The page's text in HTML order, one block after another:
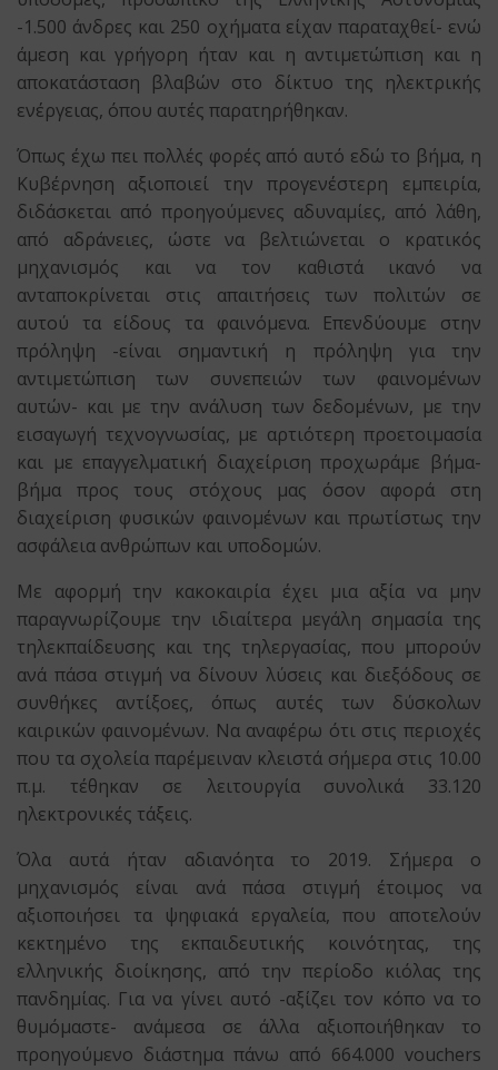
-1.500 άνδρες και 250 οχήματα είχαν παραταχθεί- ενώ
άμεση και γρήγορη ήταν και η αντιμετώπιση και η
αποκατάσταση βλαβών στο δίκτυο της ηλεκτρικής
ενέργειας, όπου αυτές παρατηρήθηκαν.
Όπως έχω πει πολλές φορές από αυτό εδώ το βήμα, η
Κυβέρνηση αξιοποιεί την προγενέστερη εμπειρία,
διδάσκεται από προηγούμενες αδυναμίες, από λάθη,
από αδράνειες, ώστε να βελτιώνεται ο κρατικός
μηχανισμός και να τον καθιστά ικανό να
ανταποκρίνεται στις απαιτήσεις των πολιτών σε
αυτού τα είδους τα φαινόμενα. Επενδύουμε στην
πρόληψη -είναι σημαντική η πρόληψη για την
αντιμετώπιση των συνεπειών των φαινομένων
αυτών- και με την ανάλυση των δεδομένων, με την
εισαγωγή τεχνογνωσίας, με αρτιότερη προετοιμασία
και με επαγγελματική διαχείριση προχωράμε βήμα-
βήμα προς τους στόχους μας όσον αφορά στη
διαχείριση φυσικών φαινομένων και πρωτίστως την
ασφάλεια ανθρώπων και υποδομών.
Με αφορμή την κακοκαιρία έχει μια αξία να μην
παραγνωρίζουμε την ιδιαίτερα μεγάλη σημασία της
τηλεκπαίδευσης και της τηλεργασίας, που μπορούν
ανά πάσα στιγμή να δίνουν λύσεις και διεξόδους σε
συνθήκες αντίξοες, όπως αυτές των δύσκολων
καιρικών φαινομένων. Να αναφέρω ότι στις περιοχές
που τα σχολεία παρέμειναν κλειστά σήμερα στις 10.00
π.μ. τέθηκαν σε λειτουργία συνολικά 33.120
ηλεκτρονικές τάξεις.
Όλα αυτά ήταν αδιανόητα το 2019. Σήμερα ο
μηχανισμός είναι ανά πάσα στιγμή έτοιμος να
αξιοποιήσει τα ψηφιακά εργαλεία, που αποτελούν
κεκτημένο της εκπαιδευτικής κοινότητας, της
ελληνικής διοίκησης, από την περίοδο κιόλας της
πανδημίας. Για να γίνει αυτό -αξίζει τον κόπο να το
θυμόμαστε- ανάμεσα σε άλλα αξιοποιήθηκαν το
προηγούμενο διάστημα πάνω από 664.000 vouchers